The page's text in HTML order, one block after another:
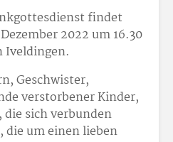
findet
2022 um 16.30
Iveldingen.
Geschwister,
verstorbener Kinder,
die sich verbunden
um einen lieben